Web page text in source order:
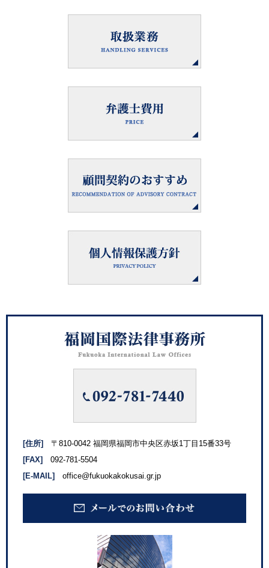
2020年1月14日
ジェイコブソン外国法事務弁護士・上村慧弁護士 入所の
臨時休業のご案内
2019年11月7日
「来たれ、リーガル女子！～女性弁護士・裁判官・検察官
に会ってみよう！～」に参加（2019年11月3日）
2019年8月5日
夏季休業のご案内
大村入国管理センターでのナイジェリア人の死亡事故につ
[住所]
〒810-0042 福岡県福岡市中央区赤坂1丁目15番33号
[FAX]
092-781-5504
[E-MAIL]
office@fukuokakokusai.gr.jp